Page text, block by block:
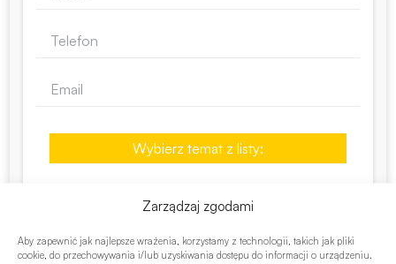
Zarządzaj zgodami
Aby zapewnić jak najlepsze wrażenia, korzystamy z technologii, takich jak pliki
cookie, do przechowywania i/lub uzyskiwania dostępu do informacji o urządzeniu.
Wybierz temat z listy: